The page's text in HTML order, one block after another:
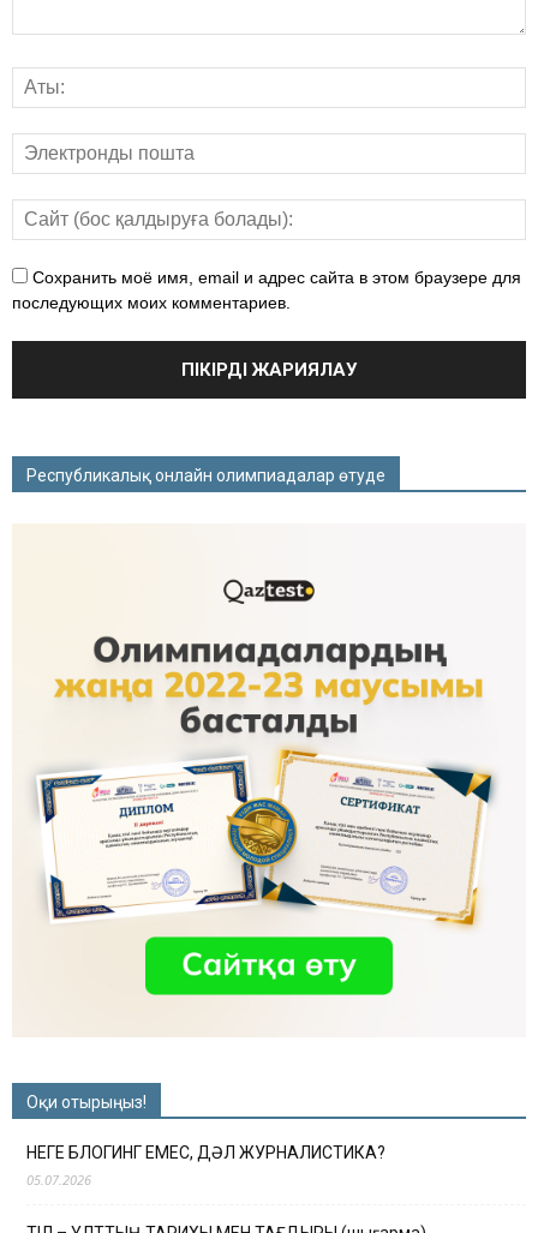
Сохранить моё имя, email и адрес сайта в этом браузере для
последующих моих комментариев.
Республикалық онлайн олимпиадалар өтуде
Оқи отырыңыз!
НЕГЕ БЛОГИНГ ЕМЕС, ДӘЛ ЖУРНАЛИСТИКА?
05.07.2026